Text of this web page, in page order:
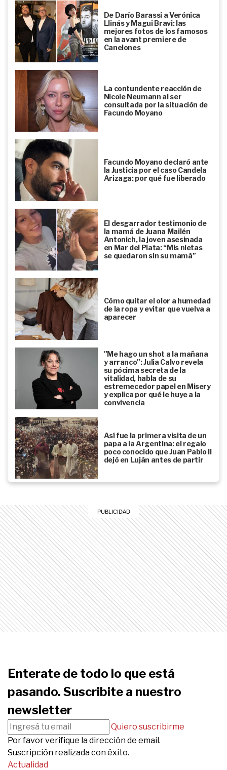
De Darío Barassi a Verónica
Llinás y Magui Bravi: las
mejores fotos de los famosos
en la avant premiere de
Canelones
La contundente reacción de
Nicole Neumann al ser
consultada por la situación de
Facundo Moyano
Facundo Moyano declaró ante
la Justicia por el caso Candela
Arizaga: por qué fue liberado
El desgarrador testimonio de
la mamá de Juana Mailén
Antonich, la joven asesinada
en Mar del Plata: “Mis nietas
se quedaron sin su mamá”
Cómo quitar el olor a humedad
de la ropa y evitar que vuelva a
aparecer
"Me hago un shot a la mañana
y arranco": Julia Calvo revela
su pócima secreta de la
vitalidad, habla de su
estremecedor papel en Misery
y explica por qué le huye a la
convivencia
Así fue la primera visita de un
papa a la Argentina: el regalo
poco conocido que Juan Pablo II
dejó en Luján antes de partir
Enterate de todo lo que está
pasando. Suscribite a nuestro
newsletter
Quiero suscribirme
Por favor verifique la dirección de email.
Suscripción realizada con éxito.
Actualidad